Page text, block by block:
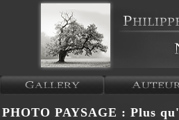
PHOTO PAYSAGE : Plus